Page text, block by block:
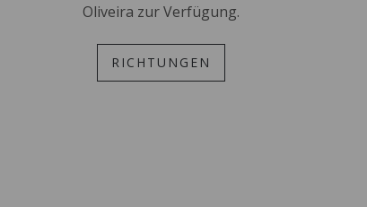
Oliveira zur Verfügung.
RICHTUNGEN